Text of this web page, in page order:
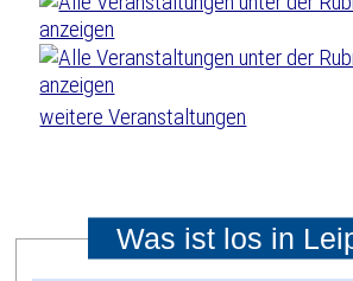
weitere Veranstaltungen
Was ist los in